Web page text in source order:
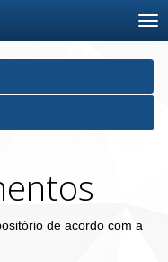
de acordo com a